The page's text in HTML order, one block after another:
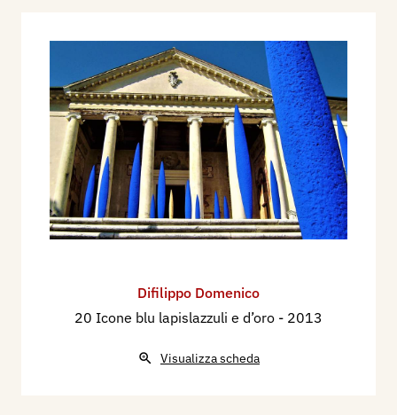
Difilippo Domenico
20 Icone blu lapislazzuli e d’oro - 2013
Visualizza scheda